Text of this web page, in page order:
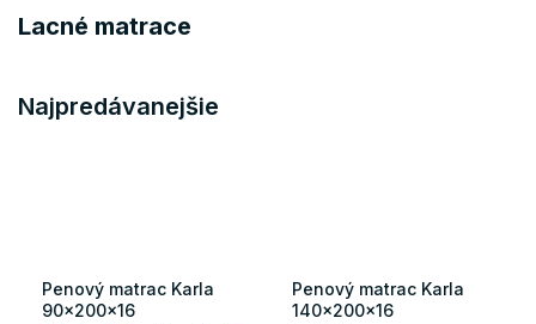
Lacné matrace
Najpredávanejšie
Penový matrac Karla
90x200x16
Penový matrac Karla
140x200x16